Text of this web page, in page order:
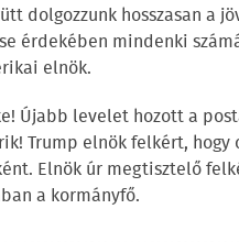
dolgozzunk hosszasan a
érdekében mindenki
elnök.
Újabb levelet hozott a
Trump elnök felkért, hogy
Elnök úr megtisztelő
a kormányfő.